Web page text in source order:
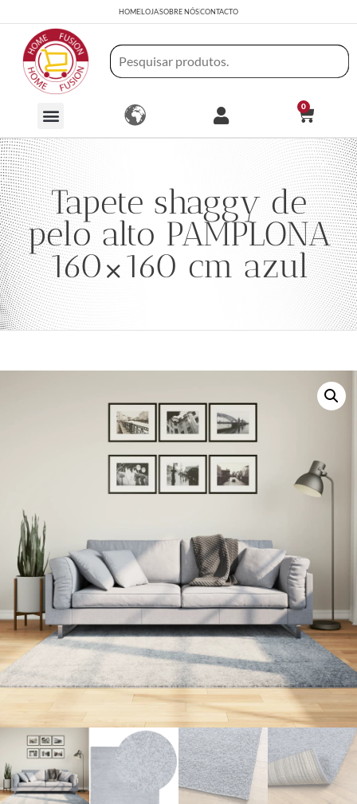
HOMELOJASOBRE NÓSCONTACTO
0
Tapete shaggy de
pelo alto PAMPLONA
160×160 cm azul